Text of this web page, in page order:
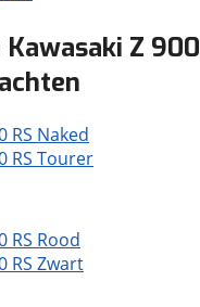
Z
RS Naked
RS Tourer
RS Rood
RS Zwart